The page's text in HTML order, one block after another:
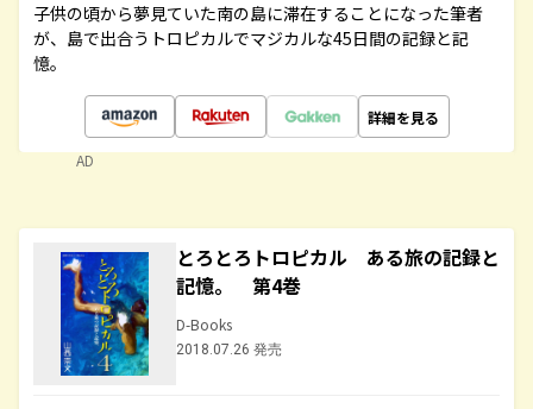
子供の頃から夢見ていた南の島に滞在することになった筆者
が、島で出合うトロピカルでマジカルな45日間の記録と記
憶。
詳細を見る
AD
とろとろトロピカル ある旅の記録と
記憶。 第4巻
D-Books
2018.07.26 発売